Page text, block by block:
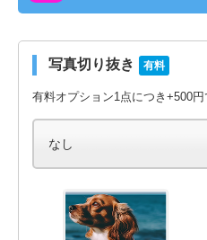
写真切り抜き 有料
有料オプション1点につき+500円